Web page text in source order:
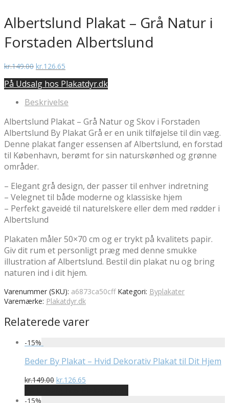
Albertslund Plakat – Grå Natur i
Forstaden Albertslund
kr.149.00 Den
pris
kr.149.00.
kr.126.65
pris
kr.126.65.
På Udsalg hos Plakatdyr.dk
Beskrivelse
Albertslund Plakat – Grå Natur og Skov i Forstaden
Albertslund By Plakat Grå er en unik tilføjelse til din væg.
Denne plakat fanger essensen af Albertslund, en forstad
til København, berømt for sin naturskønhed og grønne
områder.
– Elegant grå design, der passer til enhver indretning
– Velegnet til både moderne og klassiske hjem
– Perfekt gaveidé til naturelskere eller dem med rødder i
Albertslund
Plakaten måler 50×70 cm og er trykt på kvalitets papir.
Giv dit rum et personligt præg med denne smukke
illustration af Albertslund. Bestil din plakat nu og bring
naturen ind i dit hjem.
Varenummer (SKU): a6873ca50cff Kategori: Byplakater
Varemærke: Plakatdyr.dk
Relaterede varer
-15%
Beder By Plakat – Hvid Dekorativ Plakat til Dit Hjem
kr.149.00 Den
pris
kr.126.65
pris
-15%